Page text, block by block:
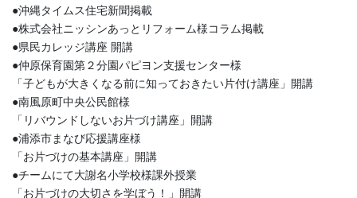
●沖縄タイムス住宅新聞掲載
●株式会社ニッシンあっとリフォーム様コラム掲載
●県民カレッジ講座 開講
●仲原保育園第２分園パピヨン支援センター様
「子どもが大きくなる前に知っておきたい片付け講座」開講
●南風原町中央公民館様
「リバウンドしないお片づけ講座」開講
●浦添市まなび応援講座様
「お片づけの基本講座」開講
●チームにて大謝名小学校様課外授業
「お片づけの大切さを学ぼう！」開講